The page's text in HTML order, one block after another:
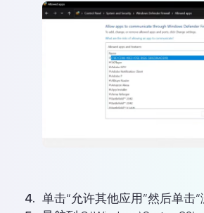
单击“允许其他应用”然后单击“